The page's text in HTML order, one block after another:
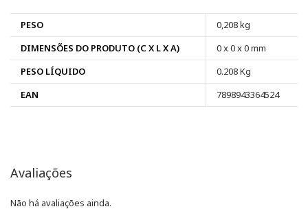
PESO
0,208 kg
DIMENSÕES DO PRODUTO (C X L X A)
0 x 0 x 0 mm
PESO LÍQUIDO
0.208 Kg
EAN
7898943364524
Avaliações
Não há avaliações ainda.